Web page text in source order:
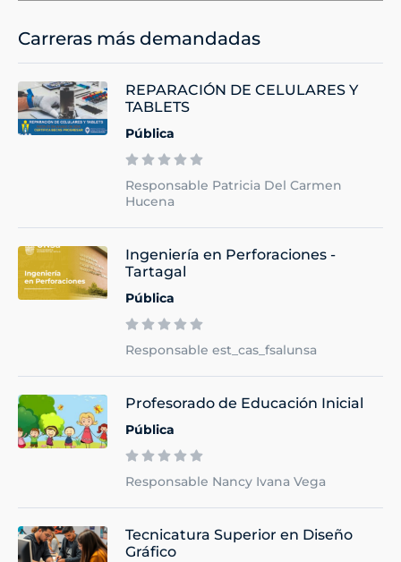
Carreras más demandadas
REPARACIÓN DE CELULARES Y
TABLETS
Pública
Responsable Patricia Del Carmen
Hucena
Ingeniería en Perforaciones -
Tartagal
Pública
Responsable est_cas_fsalunsa
Profesorado de Educación Inicial
Pública
Responsable Nancy Ivana Vega
Tecnicatura Superior en Diseño
Gráfico